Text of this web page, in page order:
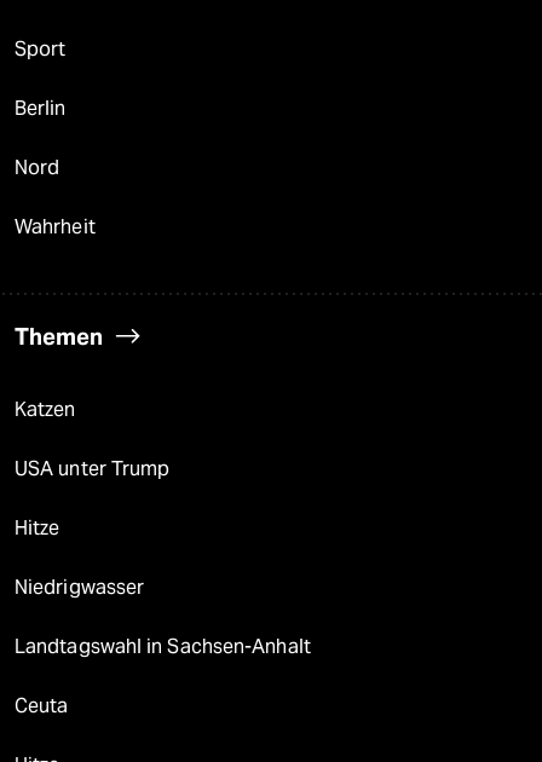
Sport
Berlin
Nord
Wahrheit
Themen
Katzen
USA unter Trump
Hitze
Niedrigwasser
Landtagswahl in Sachsen-Anhalt
Ceuta